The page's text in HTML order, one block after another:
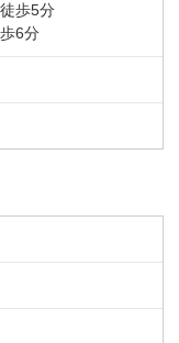
徒歩5分
6分